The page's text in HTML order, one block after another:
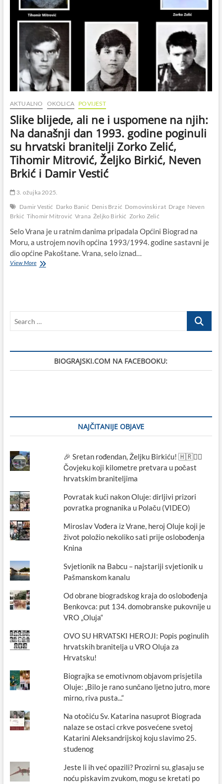
AKTUALNO OKOLICA POVIJEST
Slike blijede, ali ne i uspomene na njih:
Na današnji dan 1993. godine poginuli
su hrvatski branitelji Zorko Zelić,
Tihomir Mitrović, Željko Birkić, Neven
Brkić i Damir Vestić
3. ožujka 2025.
Damir Vestić Darko Banić Denis Brzić Domovinski rat Drage Neven
Brkić Tihomir Mitrović Vrana Željko Birkić Zorko Zelić
Selo Vrana je u ratnim danima pripadala Općini Biograd na
Moru, a ustrojem novih općina 1993/1994. godine sastavni je
dio općine Pakoštane. Vrana, selo iznad…
View MoreSlike
njih:
dan
godine
Search
BIOGRAJSKI.COM NA FACEBOOKU:
NAJČITANIJE OBJAVE
🎉 Sretan rođendan, Željku Birkiću! 🇭🇷🏃‍♂️
Čovjeku koji kilometre pretvara u počast
hrvatskim braniteljima
Povratak kući nakon Oluje: dirljivi prizori
povratka prognanika u Polaču (VIDEO)
Miroslav Vođera iz Vrane, heroj Oluje koji je
život položio nekoliko sati prije oslobođenja
Knina
Svjetionik na Babcu – najstariji svjetionik u
Pašmanskom kanalu
Od obrane biogradskog kraja do oslobođenja
Benkovca: put 134. domobranske pukovnije u
VRO „Oluja“
OVO SU HRVATSKI HEROJI: Popis poginulih
hrvatskih branitelja u VRO Oluja za
Hrvatsku!
Biograjka se emotivnom objavom prisjetila
Oluje: „Bilo je rano sunčano ljetno jutro, more
mirno, riva pusta...“
Na otočiću Sv. Katarina nasuprot Biograda
nalaze se ostaci crkve posvećene svetoj
Katarini Aleksandrijskoj koju slavimo 25.
studenog
Jeste li ih već opazili? Prozirni su, glasaju se
noću piskavim zvukom, mogu se kretati po